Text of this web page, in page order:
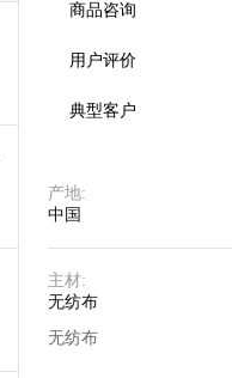
商品咨询
用户评价
典型客户
产地:
中国
主材:
无纺布
无纺布